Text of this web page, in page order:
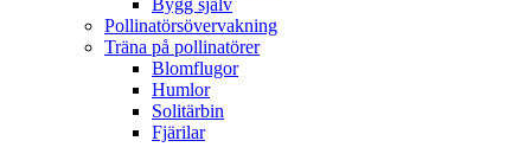
Pollinatörsövervakning
Träna på pollinatörer
Blomflugor
Humlor
Solitärbin
Fjärilar